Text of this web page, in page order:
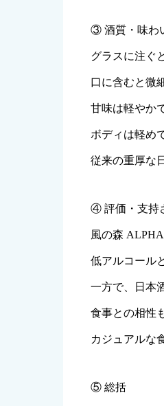
③ 酒質・味わ
グラスに注ぐ
口に含むと微
甘味は軽やか
ボディは軽め
従来の重厚な
④ 評価・支持
風の森
低アルコール
一方で、日本
食事との相性
カジュアルな
⑤ 総括